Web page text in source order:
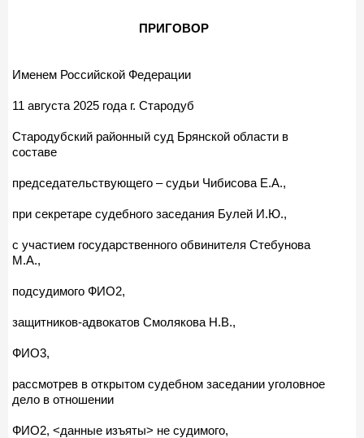
ПРИГОВОР
Именем Российской Федерации
11 августа 2025 года г. Стародуб
Стародубский районный суд Брянской области в
составе
председательствующего – судьи Чибисова Е.А.,
при секретаре судебного заседания Булей И.Ю.,
с участием государственного обвинителя Стебунова
М.А.,
подсудимого ФИО2,
защитников-адвокатов Смолякова Н.В.,
ФИО3,
рассмотрев в открытом судебном заседании уголовное
дело в отношении
ФИО2, <данные изъяты> не судимого,